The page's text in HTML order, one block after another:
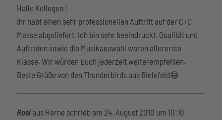
Hallo Kollegen !
Ihr habt einen sehr professionellen Auftritt auf der C+C
Messe abgeliefert. Ich bin sehr beeindruckt. Qualität und
Auftreten sowie die Musikauswahl waren allererste
Klasse. Wir würden Euch jederzeit weiterempfehlen.
Beste Grüße von den Thunderbirds aus Bielefeld😄
Rosi aus Herne schrieb am 24. August 2010 um 10:10